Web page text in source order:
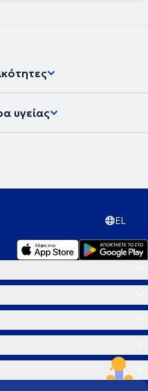
της ομάδας της,
γέφυρες, στεφάνες,
στην προσθετική και
διαθέτουν την απαιτούμενη
αλλά γιατί για την
στην
υγείας
EL